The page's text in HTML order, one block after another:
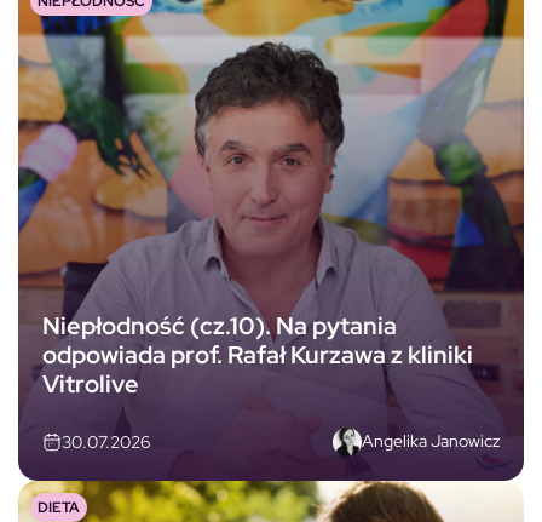
Niepłodność (cz.10). Na pytania
odpowiada prof. Rafał Kurzawa z kliniki
Vitrolive
30.07.2026 Angelika Janowicz
DIETA